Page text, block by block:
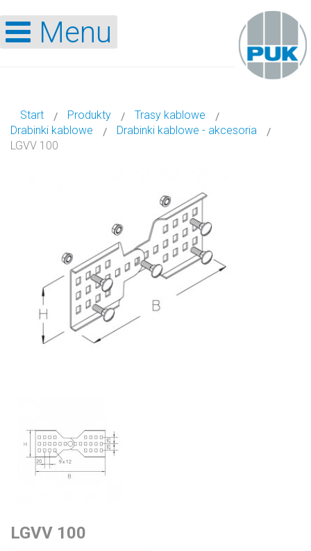
Menu
Start Produkty
Trasy kablowe
Drabinki kablowe
Drabinki kablowe - akcesoria
LGVV 100
LGVV 100